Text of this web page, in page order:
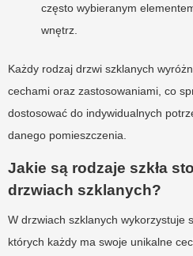
często wybieranym
wnętrz.
Każdy rodzaj drzwi szklanych
cechami oraz zastosowaniami, co
dostosować do indywidualnych
danego pomieszczenia.
Jakie są rodzaje szkła
drzwiach szklanych?
W drzwiach szklanych wykorzystuje
których każdy ma swoje unikalne